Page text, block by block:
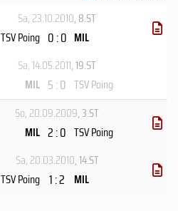
Sa, 23.10.2010, 8.ST
TSV Poing 0 : 0 MIL
Sa, 14.05.2011, 19.ST
MIL 5 : 0 TSV Poing
So, 20.09.2009, 3.ST
MIL 2 : 0 TSV Poing
Sa, 20.03.2010, 14.ST
TSV Poing 1 : 2 MIL